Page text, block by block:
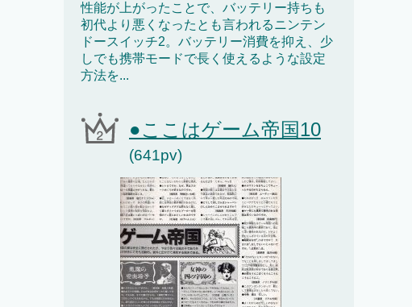
性能が上がったことで、バッテリー持ちも
初代より悪くなったとも言われるニンテン
ドースイッチ2。バッテリー消費を抑え、少
しでも携帯モードで長く使えるような設定
方法を...
●ここはゲーム帝国10
(641pv)